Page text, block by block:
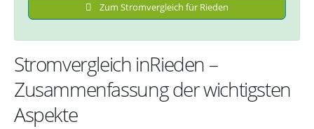
Zum Stromvergleich für Rieden
Stromvergleich inRieden –
Zusammenfassung der wichtigsten
Aspekte